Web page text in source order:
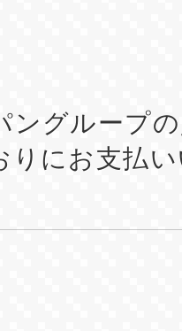
ングループ
りにお支払